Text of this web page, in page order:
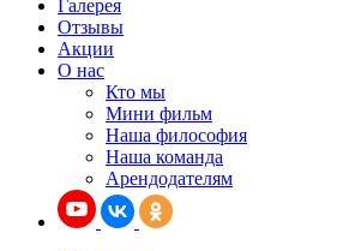
Галерея
Отзывы
Акции
О нас
Кто мы
Мини фильм
Наша философия
Наша команда
Арендодателям